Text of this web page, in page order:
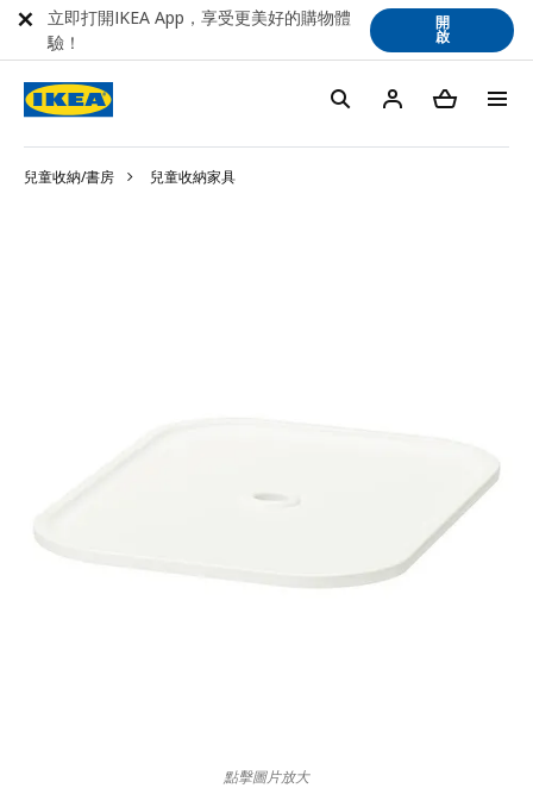
兒童收納/書房 兒童收納家具
點擊圖片放大
立即打開IKEA App，享受更美好的購物體
驗！
開
啟